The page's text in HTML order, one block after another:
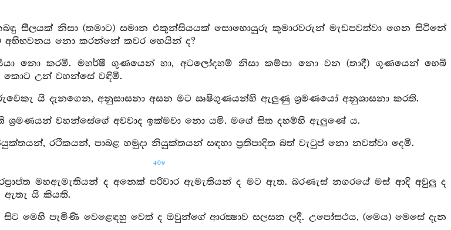
සීලයක් නිසා (තමාට) සමාන එකුන්සියයක් සොහොයුරු කුමාරවරුන් මැඩපවත්වා ගෙන සිටිනේ
අභිභවනය නො කරන්නේ කවර හෙයින් ද?
නො කරමි. මහර්ෂී ගුණයෙන් හා, අටලෝදහම් නිසා කම්පා නො වන (තාදී) ගුණයෙන් හෙබි
කොට උන් වහන්සේ වඳිමි.
යි දැනගෙන, අනුසාසනා අසන මට ඍෂිගුණයන්හි ඇලුණු ශ්‍රමණයෝ අනුශාසනා කරති.
ශ්‍රමණයන් වහන්සේගේ අවවාද ඉක්මවා නො යමි. මගේ සිත දහම්හි ඇලුණේ ය.
රථිකයන්, පාබළ හමුදා නියුක්තයන් සඳහා ප්‍රතිපාදිත බත් වැටුප් නො නවත්වා දෙමි.
409
පාරප්‍රාප්ත මහඇමැතියන් ද අනෙක් පරිවාර ඇමැතියන් ද මට ඇත. බරණැස් නගරයේ මස් ආදි අවුලු ද
ඇතැ යි කියති.
සිට මෙහි පැමිණි වෙළෙඳහු වෙත් ද ඔවුන්ගේ ආරක්‍ෂාව සලසන ලදී. උපෝසථය, (මෙය) මෙසේ දැන